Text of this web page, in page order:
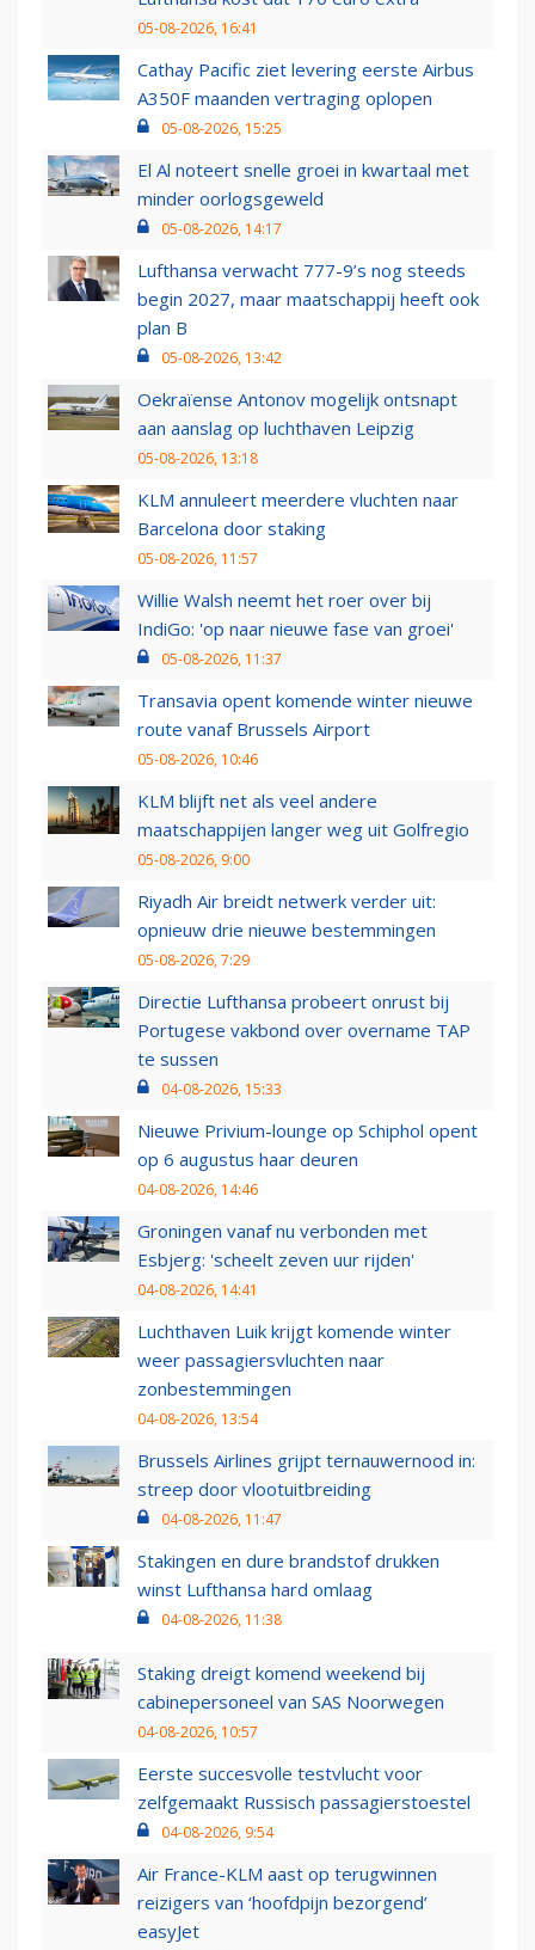
05-08-2026, 16:41
Cathay Pacific ziet levering eerste Airbus
A350F maanden vertraging oplopen
05-08-2026, 15:25
El Al noteert snelle groei in kwartaal met
minder oorlogsgeweld
05-08-2026, 14:17
Lufthansa verwacht 777-9’s nog steeds
begin 2027, maar maatschappij heeft ook
plan B
05-08-2026, 13:42
Oekraïense Antonov mogelijk ontsnapt
aan aanslag op luchthaven Leipzig
05-08-2026, 13:18
KLM annuleert meerdere vluchten naar
Barcelona door staking
05-08-2026, 11:57
Willie Walsh neemt het roer over bij
IndiGo: 'op naar nieuwe fase van groei'
05-08-2026, 11:37
Transavia opent komende winter nieuwe
route vanaf Brussels Airport
05-08-2026, 10:46
KLM blijft net als veel andere
maatschappijen langer weg uit Golfregio
05-08-2026, 9:00
Riyadh Air breidt netwerk verder uit:
opnieuw drie nieuwe bestemmingen
05-08-2026, 7:29
Directie Lufthansa probeert onrust bij
Portugese vakbond over overname TAP
te sussen
04-08-2026, 15:33
Nieuwe Privium-lounge op Schiphol opent
op 6 augustus haar deuren
04-08-2026, 14:46
Groningen vanaf nu verbonden met
Esbjerg: 'scheelt zeven uur rijden'
04-08-2026, 14:41
Luchthaven Luik krijgt komende winter
weer passagiersvluchten naar
zonbestemmingen
04-08-2026, 13:54
Brussels Airlines grijpt ternauwernood in:
streep door vlootuitbreiding
04-08-2026, 11:47
Stakingen en dure brandstof drukken
winst Lufthansa hard omlaag
04-08-2026, 11:38
Staking dreigt komend weekend bij
cabinepersoneel van SAS Noorwegen
04-08-2026, 10:57
Eerste succesvolle testvlucht voor
zelfgemaakt Russisch passagierstoestel
04-08-2026, 9:54
Air France-KLM aast op terugwinnen
reizigers van ‘hoofdpijn bezorgend’
easyJet